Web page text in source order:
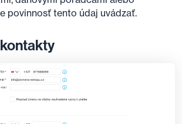
povinnosť tento údaj uvádzať.